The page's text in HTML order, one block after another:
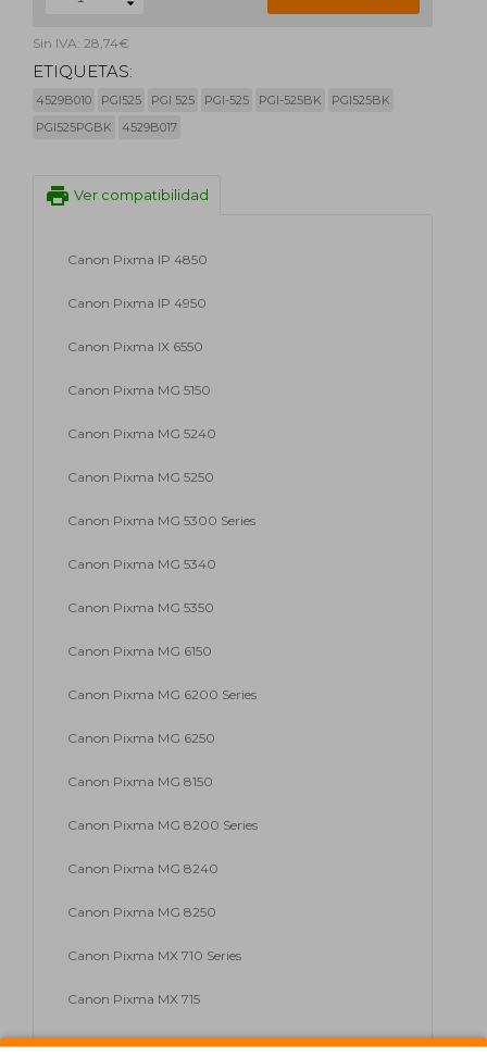
Sin IVA: 28,74€
ETIQUETAS:
4529B010 PGI525 PGI 525 PGI-525 PGI-525BK
PGI525BK
PGI525PGBK
4529B017
print Ver compatibilidad
Canon Pixma IP 4850
Canon Pixma IP 4950
Canon Pixma IX 6550
Canon Pixma MG 5150
Canon Pixma MG 5240
Canon Pixma MG 5250
Canon Pixma MG 5300 Series
Canon Pixma MG 5340
Canon Pixma MG 5350
Canon Pixma MG 6150
Canon Pixma MG 6200 Series
Canon Pixma MG 6250
Canon Pixma MG 8150
Canon Pixma MG 8200 Series
Canon Pixma MG 8240
Canon Pixma MG 8250
Canon Pixma MX 710 Series
Canon Pixma MX 715
Canon Pixma MX 885